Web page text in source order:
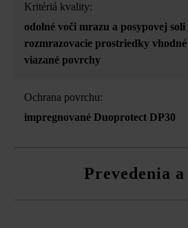
Kritériá kvality:
odolné voči mrazu a posypovej
rozmrazovacie prostriedky vhodné
viazané povrchy
Ochrana povrchu:
impregnované Duoprotect DP30
Prevedenia a